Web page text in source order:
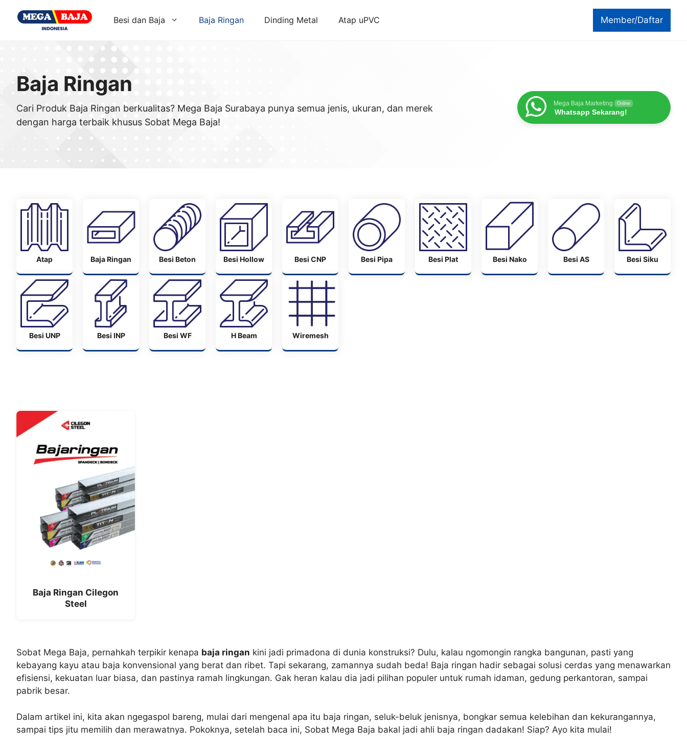
Member/Daftar
Besi dan Baja Baja Ringan Dinding Metal Atap uPVC
Baja Ringan
Cari Produk Baja Ringan berkualitas? Mega Baja Surabaya punya semua jenis, ukuran, dan merek
dengan harga terbaik khusus Sobat Mega Baja!
Mega Baja Marketing Online
Whatsapp Sekarang!
Atap Baja Ringan Besi Beton Besi Hollow Besi CNP Besi Pipa Besi Plat Besi Nako Besi AS Besi Siku
Besi UNP Besi INP Besi WF H Beam Wiremesh
Baja Ringan Cilegon
Steel
Sobat Mega Baja, pernahkah terpikir kenapa baja ringan kini jadi primadona di dunia konstruksi? Dulu, kalau ngomongin rangka bangunan, pasti yang
kebayang kayu atau baja konvensional yang berat dan ribet. Tapi sekarang, zamannya sudah beda! Baja ringan hadir sebagai solusi cerdas yang menawarkan
efisiensi, kekuatan luar biasa, dan pastinya ramah lingkungan. Gak heran kalau dia jadi pilihan populer untuk rumah idaman, gedung perkantoran, sampai
pabrik besar.
Dalam artikel ini, kita akan ngegaspol bareng, mulai dari mengenal apa itu baja ringan, seluk-beluk jenisnya, bongkar semua kelebihan dan kekurangannya,
sampai tips jitu memilih dan merawatnya. Pokoknya, setelah baca ini, Sobat Mega Baja bakal jadi ahli baja ringan dadakan! Siap? Ayo kita mulai!